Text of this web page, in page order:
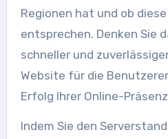
Regionen hat und ob
entsprechen. Denken Sie
schneller und
Website für die
Erfolg Ihrer Online-
Indem Sie den